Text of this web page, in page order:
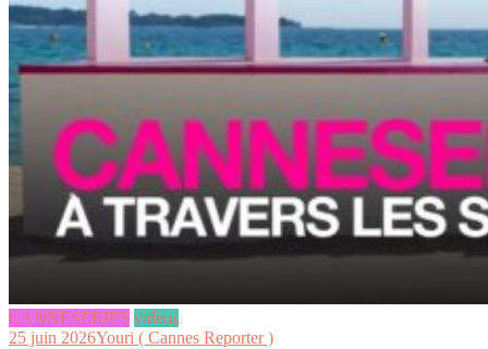
CANNESERIES videos
25 juin 2026Youri ( Cannes Reporter )